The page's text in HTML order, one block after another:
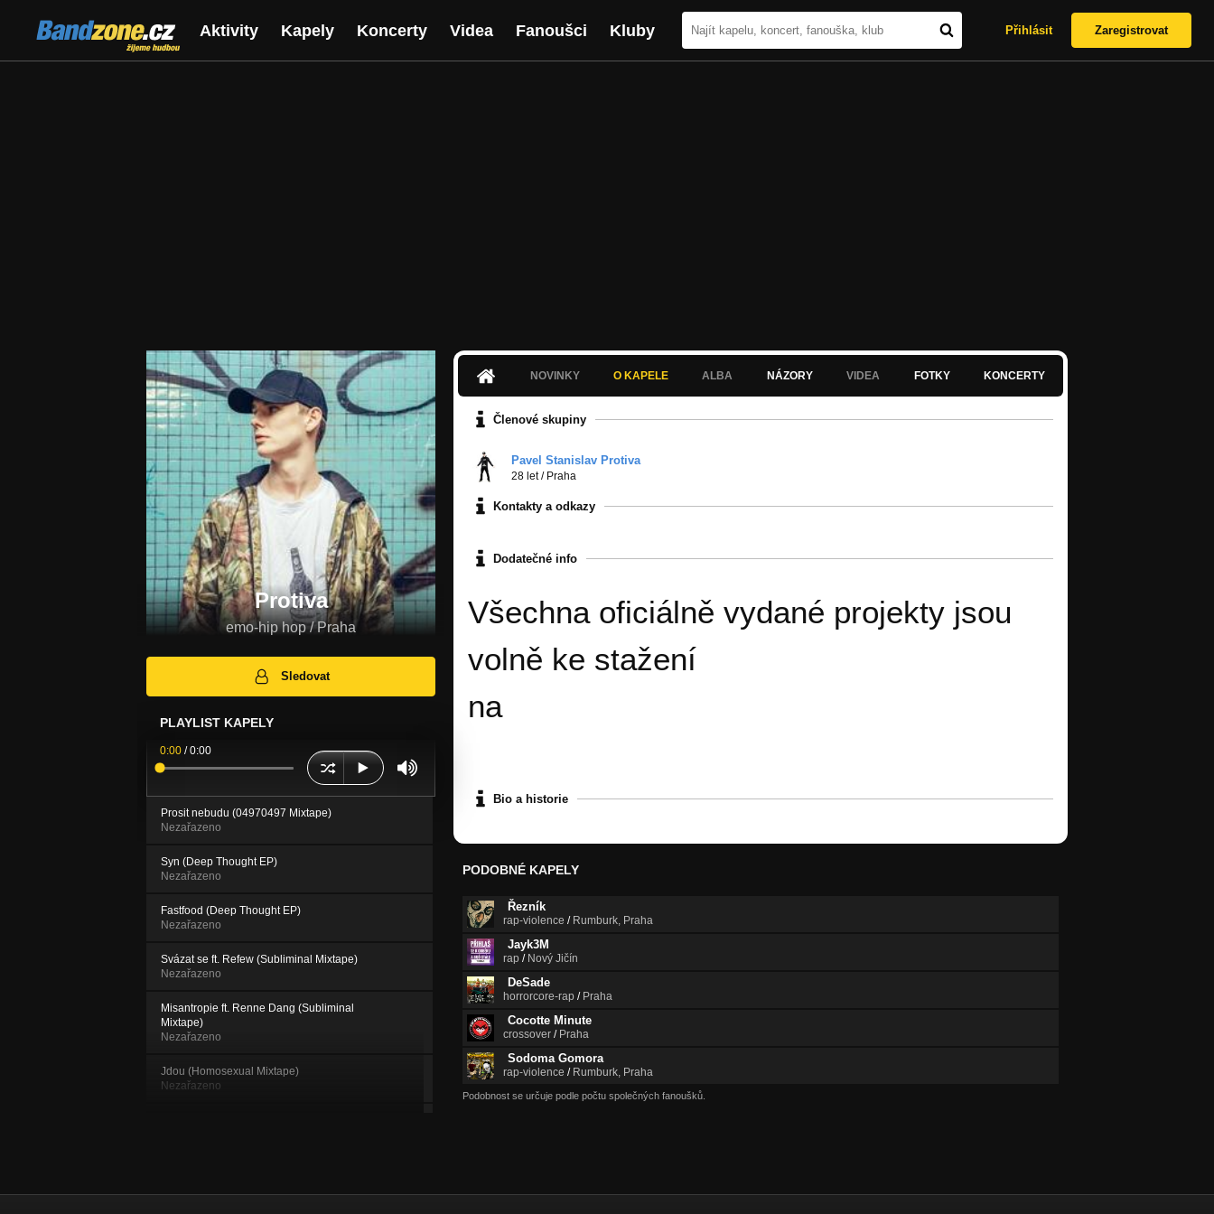
Bandzone.cz
žijeme hudbou
Aktivity Kapely Koncerty Videa Fanoušci Kluby Přihlásit Zaregistrovat
Protiva
emo-hip hop / Praha
Sledovat
PLAYLIST KAPELY
0:00 /0:00
Prosit nebudu (04970497 Mixtape)
Nezařazeno
Syn (Deep Thought EP)
Nezařazeno
Fastfood (Deep Thought EP)
Nezařazeno
Svázat se ft. Refew (Subliminal Mixtape)
Nezařazeno
Misantropie ft. Renne Dang (Subliminal
Mixtape)
Nezařazeno
Jdou (Homosexual Mixtape)
Nezařazeno
NOVINKY O KAPELE ALBA NÁZORY VIDEA FOTKY KONCERTY
Členové skupiny
Pavel Stanislav Protiva
28 let/ Praha
Kontakty a odkazy
Dodatečné info
Všechna oficiálně vydané projekty jsou
volně ke stažení
na
Bio a historie
PODOBNÉ KAPELY
Řezník
rap-violence / Rumburk, Praha
Jayk3M
rap / Nový Jičín
DeSade
horrorcore-rap / Praha
Cocotte Minute
crossover / Praha
Sodoma Gomora
rap-violence / Rumburk, Praha
Podobnost se určuje podle počtu společných fanoušků.